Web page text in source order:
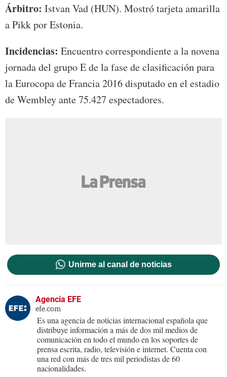
Árbitro: Istvan Vad (HUN). Mostró tarjeta amarilla
a Pikk por Estonia.
Incidencias: Encuentro correspondiente a la novena
jornada del grupo E de la fase de clasificación para
la Eurocopa de Francia 2016 disputado en el estadio
de Wembley ante 75.427 espectadores.
Unirme al canal de noticias
Agencia EFE
efe.com
Es una agencia de noticias internacional española que
distribuye información a más de dos mil medios de
comunicación en todo el mundo en los soportes de
prensa escrita, radio, televisión e internet. Cuenta con
una red con más de tres mil periodistas de 60
nacionalidades.